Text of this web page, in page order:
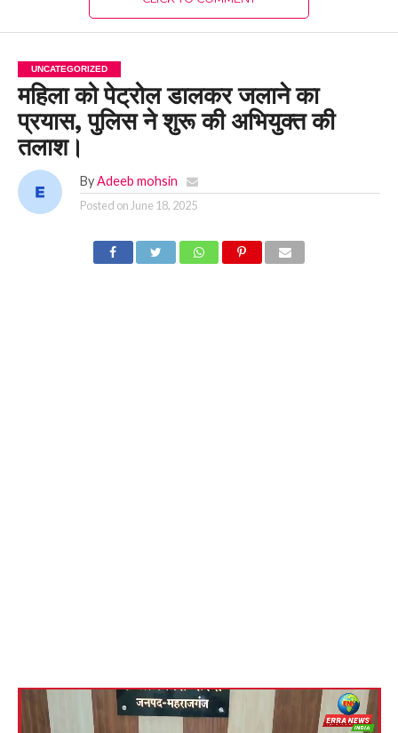
UNCATEGORIZED
महिला को पेट्रोल डालकर जलाने का
प्रयास, पुलिस ने शुरू की अभियुक्त की
तलाश।
By Adeeb mohsin
Posted on June 18, 2025